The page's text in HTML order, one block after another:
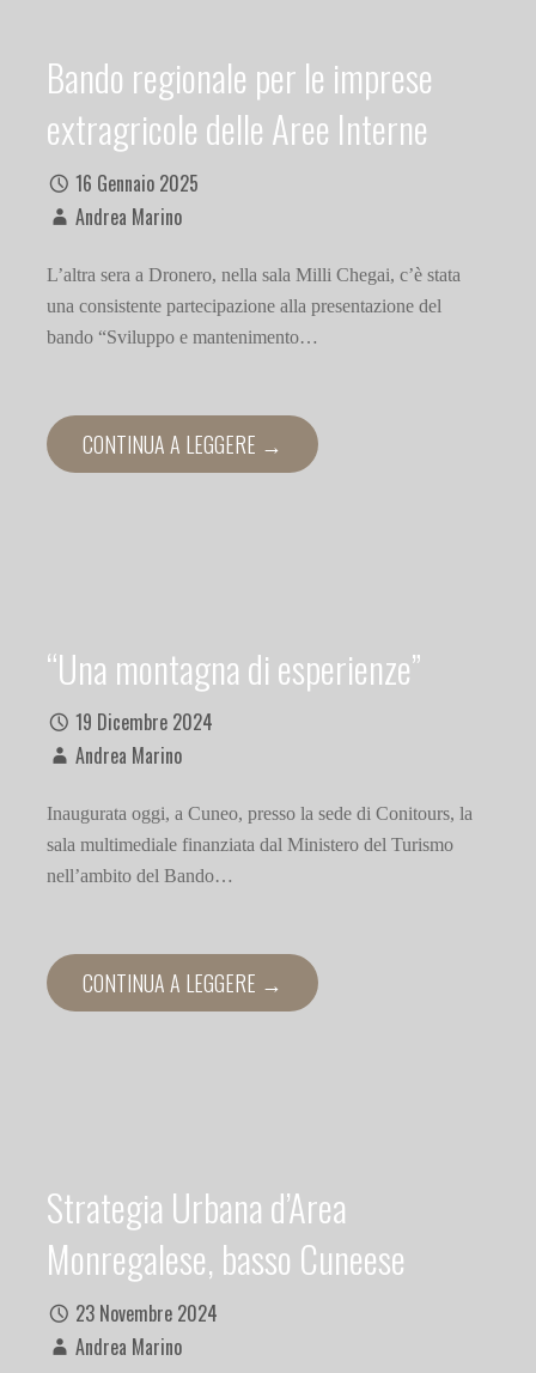
Bando regionale per le imprese
extragricole delle Aree Interne
16 Gennaio 2025
Andrea Marino
L’altra sera a Dronero, nella sala Milli Chegai, c’è stata
una consistente partecipazione alla presentazione del
bando “Sviluppo e mantenimento…
CONTINUA A LEGGERE →
“Una montagna di esperienze”
19 Dicembre 2024
Andrea Marino
Inaugurata oggi, a Cuneo, presso la sede di Conitours, la
sala multimediale finanziata dal Ministero del Turismo
nell’ambito del Bando…
CONTINUA A LEGGERE →
Strategia Urbana d’Area
Monregalese, basso Cuneese
23 Novembre 2024
Andrea Marino